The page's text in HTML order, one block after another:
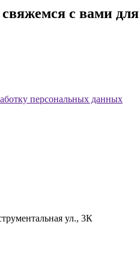
с вами
персональных данных
ул., 3К